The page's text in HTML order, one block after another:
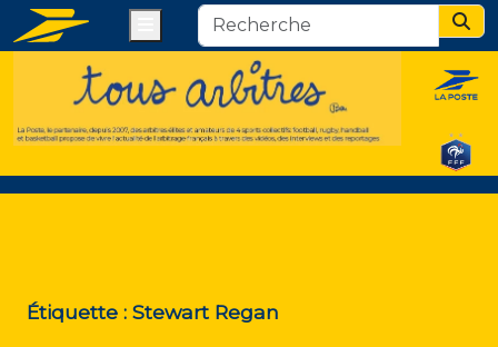
Étiquette : Stewart Regan